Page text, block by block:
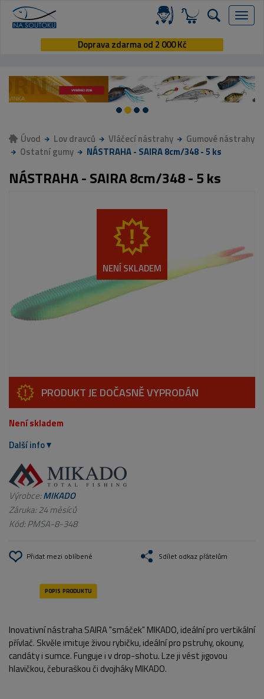
Menu
Doprava zdarma od 2 000 Kč
Úvod Lov dravců Vláčecí nástrahy
Gumové nástrahy
Ostatní gumy
NÁSTRAHA - SAIRA 8cm/348 - 5 ks
NÁSTRAHA - SAIRA 8cm/348 - 5 ks
NENÍ SKLADEM
PRODUKT JE DOČASNĚ VYPRODÁN
Není skladem
Další info
Výrobce:MIKADO
Záruka: 24 měsíců
Kód:PMSA-8-348
Přidat mezi oblíbené Sdílet odkaz přátelům
Inovativní nástraha SAIRA "smáček" MIKADO, ideální pro vertikální
přívlač. Skvěle imituje živou rybičku, ideální pro pstruhy, okouny,
candáty i sumce. Funguje i v drop-shotu. Lze ji vést jigovou
hlavičkou, čeburaškou či dvojháky MIKADO.